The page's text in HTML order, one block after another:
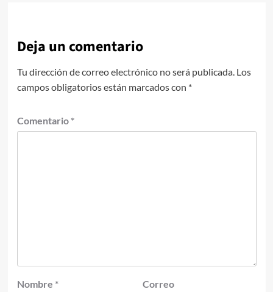
Deja un comentario
Tu dirección de correo electrónico no será publicada. Los
campos obligatorios están marcados con *
Comentario *
Nombre *
Correo